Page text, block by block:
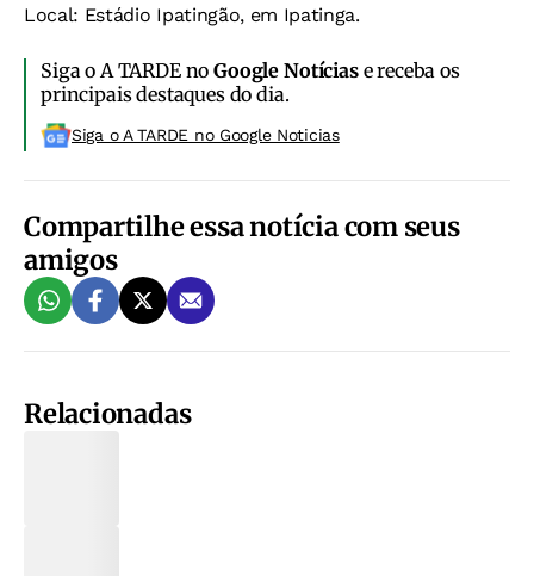
Local: Estádio Ipatingão, em Ipatinga.
Siga o A TARDE noGoogle Notíciase receba os
principais destaques do dia.
Siga o A TARDE no Google Noticias
Compartilhe essa notícia com seus
amigos
Relacionadas